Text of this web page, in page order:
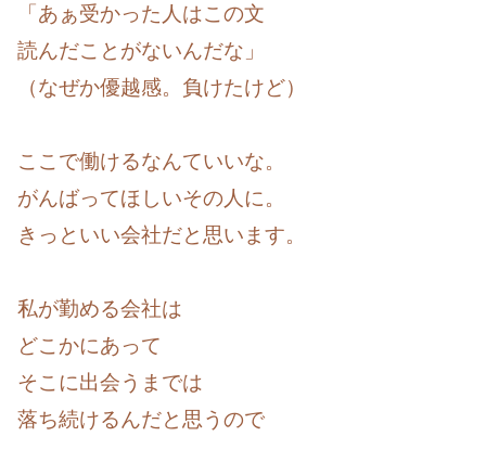
「あぁ受かった人はこの文
読んだことがないんだな」
（なぜか優越感。負けたけど）
ここで働けるなんていいな。
がんばってほしいその人に。
きっといい会社だと思います。
私が勤める会社は
どこかにあって
そこに出会うまでは
落ち続けるんだと思うので